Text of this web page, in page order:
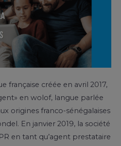
française créée en avril 2017,
en wolof, langue parlée
origines franco-sénégalaises
En janvier 2019, la société
en tant qu’agent prestataire